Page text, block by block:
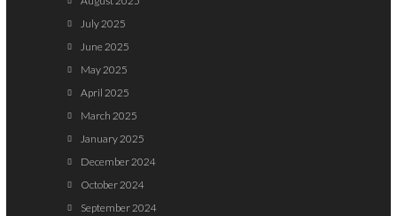
July 2025
June 2025
May 2025
April 2025
March 2025
January 2025
December 2024
October 2024
September 2024